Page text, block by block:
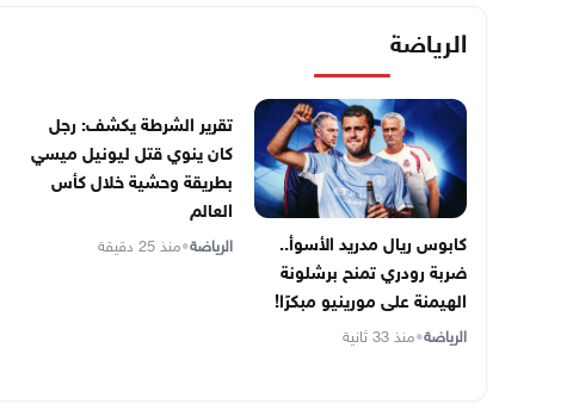
الرياضة
كابوس ريال مدريد الأسوأ..
ضربة رودري تمنح برشلونة
الهيمنة على مورينيو مبكرًا!
الرياضة•منذ 33 ثانية
تقرير الشرطة يكشف: رجل
كان ينوي قتل ليونيل ميسي
بطريقة وحشية خلال كأس
العالم
الرياضة•منذ 25 دقيقة